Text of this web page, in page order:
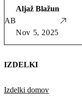
AB
Aljaž Blažun
Nov 5, 2025
IZDELKI
Izdelki domov